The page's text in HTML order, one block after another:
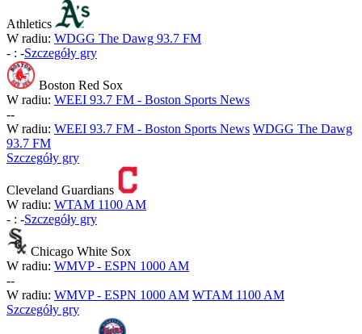
Athletics
W radiu: WDGG The Dawg 93.7 FM
- : -Szczegóły gry
Boston Red Sox
W radiu: WEEI 93.7 FM - Boston Sports News
--
W radiu: WEEI 93.7 FM - Boston Sports News WDGG The Dawg
93.7 FM
Szczegóły gry
Cleveland Guardians
W radiu: WTAM 1100 AM
- : -Szczegóły gry
Chicago White Sox
W radiu: WMVP - ESPN 1000 AM
--
W radiu: WMVP - ESPN 1000 AM WTAM 1100 AM
Szczegóły gry